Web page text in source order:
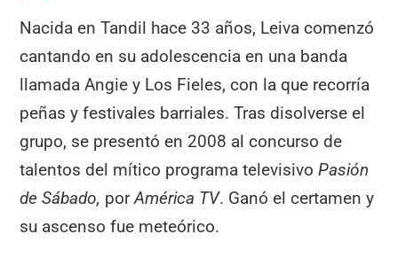
Nacida en Tandil hace 33 años, Leiva comenzó
cantando en su adolescencia en una banda
llamada Angie y Los Fieles, con la que recorría
peñas y festivales barriales. Tras disolverse el
grupo, se presentó en 2008 al concurso de
talentos del mítico programa televisivoPasión
de Sábado, porAmérica TV. Ganó el certamen y
su ascenso fue meteórico.